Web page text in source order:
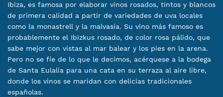
Ibiza, es famosa por elaborar vinos rosados, tintos y blancos
de primera calidad a partir de variedades de uva locales
como la monastrell y la malvasía. Su vino más famoso es
probablemente el Ibizkus rosado, de color rosa pálido, que
sabe mejor con vistas al mar balear y los pies en la arena.
Pero no se fíe de lo que le decimos, acérquese a la bodega
de Santa Eulalia para una cata en su terraza al aire libre,
donde los vinos se maridan con delicias tradicionales
españolas.